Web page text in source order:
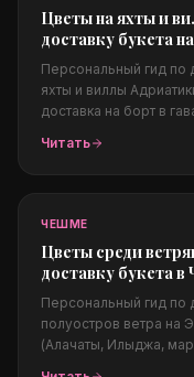
Цветы на яхты и
доставку букета
Адриатики
Персональный гид по
яхты и виллы
доставка на борт в
Адриатике, какие
Читать
ЧЕШМЕ
Цветы среди
доставку букета
марины
Персональный гид по
полуостров ветра на
(Алачаты, Илыджа,